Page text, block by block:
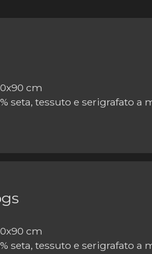
cm
seta, tessuto e serigrafato
cm
seta, tessuto e serigrafato